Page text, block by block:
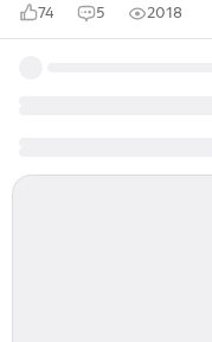
74 5 2018